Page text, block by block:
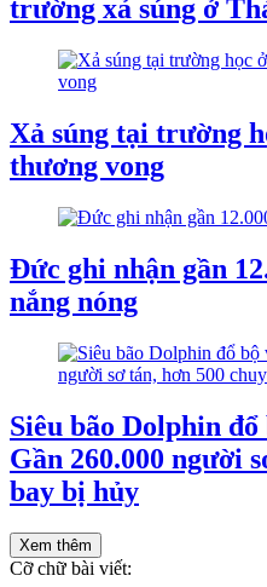
trường xả súng ở
Xả súng tại trường
thương vong
Đức ghi nhận gần
nắng nóng
Siêu bão Dolphin
Gần 260.000 người
bay bị hủy
Xem thêm
Cỡ chữ bài viết: